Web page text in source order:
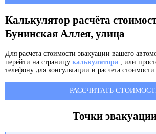
Калькулятор расчёта
Бунинская Аллея, улица
Для расчета стоимости эвакуации вашего
перейти на страницу калькулятора , или
телефону для консультации и расчета стоимости
РАССЧИТАТЬ
Точки